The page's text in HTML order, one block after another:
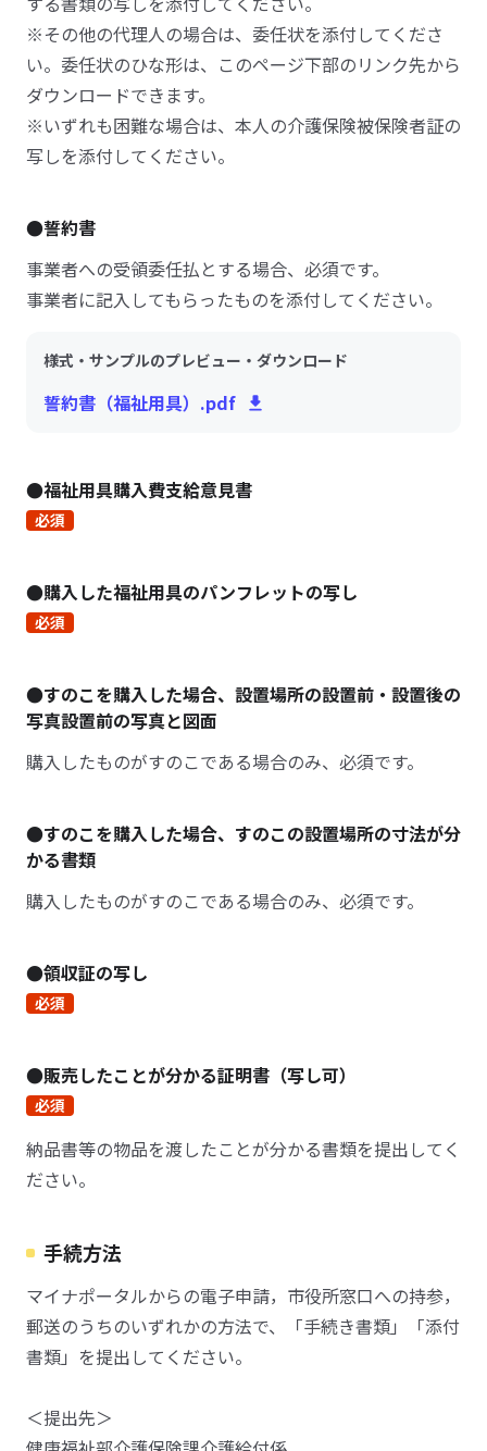
※その他の代理人の場合は、委任状を添付してくださ
い。委任状のひな形は、このページ下部のリンク先から
ダウンロードできます。
※いずれも困難な場合は、本人の介護保険被保険者証の
写しを添付してください。
●誓約書
事業者への受領委任払とする場合、必須です。
事業者に記入してもらったものを添付してください。
様式・サンプルのプレビュー・ダウンロード
誓約書（福祉用具）.pdf
●福祉用具購入費支給意見書
必須
●購入した福祉用具のパンフレットの写し
必須
●すのこを購入した場合、設置場所の設置前・設置後の
写真設置前の写真と図面
購入したものがすのこである場合のみ、必須です。
●すのこを購入した場合、すのこの設置場所の寸法が分
かる書類
購入したものがすのこである場合のみ、必須です。
●領収証の写し
必須
●販売したことが分かる証明書（写し可）
必須
納品書等の物品を渡したことが分かる書類を提出してく
ださい。
手続方法
マイナポータルからの電子申請，市役所窓口への持参，
郵送のうちのいずれかの方法で、「手続き書類」「添付
書類」を提出してください。
＜提出先＞